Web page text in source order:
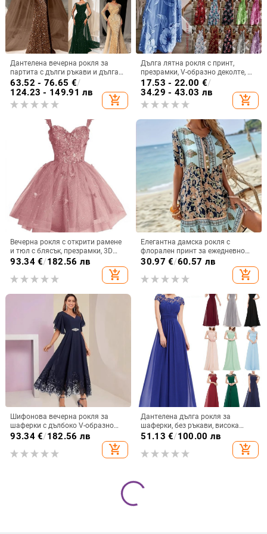
Дантелена вечерна рокля за
партита с дълги ръкави и дълга
пола, дълбоко V-образно деколте,
полиестер-еластанова материя
63.52 - 76.65 €/
124.23 - 149.91 лв
add_shopping_cart
Дълга лятна рокля с принт,
презрамки, V-образно деколте, А-
линия, без ръкав, талия средна;
материя памук-смес и полиестер
17.53 - 22.00 €/
34.29 - 43.03 лв
add_shopping_cart
Вечерна рокля с открити рамене
и тюл с блясък, презрамки, 3D
мотив пеперуда и пайети, без
ръкави, талия средна, полиестер
93.34€/182.56 лв
add_shopping_cart
Елегантна дамска рокля с
флорален принт за ежедневно
пътуване до работа, европейска
и американска, трансгранична,
Amazon, 2025 г.
30.97 €/60.57 лв
add_shopping_cart
Шифонова вечерна рокля за
шаферки с дълбоко V-образно
деколте, дантела, къси ръкави,
93.34€/182.56 лв
add_shopping_cart
Дантелена дълга рокля за
шаферки, без ръкави, висока
талия, дълга вечерна рокля;
полиестерна дантела
51.13 €/100.00 лв
add_shopping_cart